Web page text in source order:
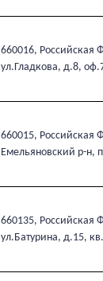
660016, Российская
ул.Гладкова, д.8,
660015, Российская
Емельяновский р-н,
660135, Российская
ул.Батурина, д.15,